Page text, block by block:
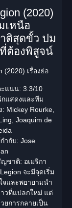
(2020)
เหนือ
ติสุดขั้ว ปม
ต้องพิสูจน์
(2020) เรื่องย่อ
ะแนน: 3.3/10
แสดงและทีม
: Mickey Rourke,
Joaquim de
ำกับ: Jose
ญชาติ: อเมริกา
จะมีจุดเริ่ม
และพยายามนำ
าวที่แปลกใหม่ แต่
ยการกลายเป็น